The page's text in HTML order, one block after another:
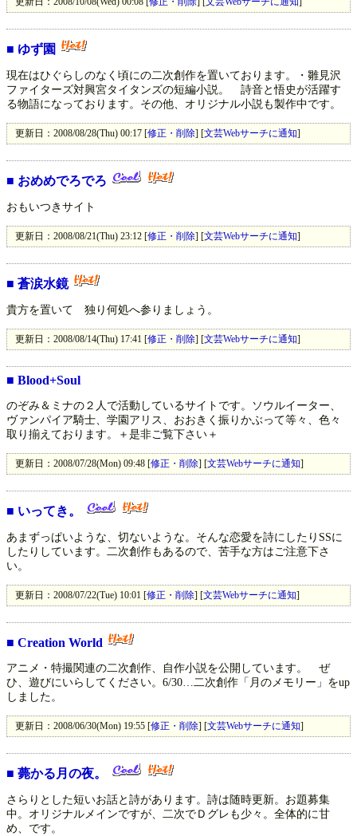
■ ゆず園
現在はひぐらしのなく頃にの二次創作を置いております。・雛見沢
ファイターズ対興宮タイタンズの短編小説。 詩音と悟史が活躍す
る物語になっております。その他、オリジナル小説も製作中です。
更新日：2008/08/28(Thu) 00:17 [修正・削除] [文芸Webサーチに通知]
■ おめめでろでろ
おもいつきサイト
更新日：2008/08/21(Thu) 23:12 [修正・削除] [文芸Webサーチに通知]
■ 蒼涙水鏡
貴方を置いて 独り何処へ参りましょう。
更新日：2008/08/14(Thu) 17:41 [修正・削除] [文芸Webサーチに通知]
■ Blood+Soul
のぞみ＆ミナの２人で活動しているサイトです。ソウルイーター、
ヴァンパイア騎士、学園アリス、おおきく振りかぶって等々、色々
取り揃えております。＋是非ご覧下さい＋
更新日：2008/07/28(Mon) 09:48 [修正・削除] [文芸Webサーチに通知]
■ いってき。
あまずっぱいような、切ないような。そんな恋愛を詩にしたりSSに
したりしています。二次創作もあるので、苦手な方はご注意下さ
い。
更新日：2008/07/22(Tue) 10:01 [修正・削除] [文芸Webサーチに通知]
■ Creation World
アニメ・特撮関連の二次創作、自作小説を公開しています。 ぜ
ひ、遊びにいらしてください。6/30…二次創作「月のメモリー」をup
しました。
更新日：2008/06/30(Mon) 19:55 [修正・削除] [文芸Webサーチに通知]
■ 薨かる月の夜。
さらりとした短いお話と詩があります。詩は随時更新。お題募集
中。オリジナルメインですが、二次でＤグレも少々。全体的に甘
め、です。